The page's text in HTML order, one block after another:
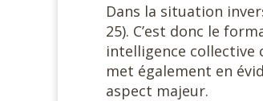
Dans la situation
25). C’est donc le
intelligence collective
met également en
aspect majeur.